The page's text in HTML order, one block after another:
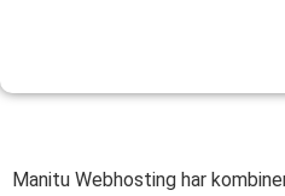
Manitu Webhosting har